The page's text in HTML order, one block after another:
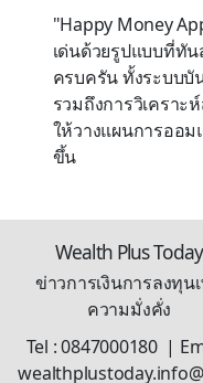
"Happy Money
เด่นด้วยรูปแบบที่ทั
ครบครัน ทั้งระบบ
รวมถึงการวิเคราะ
ให้วางแผนการออม
ขึ้น
Wealth Plus Today
ข่าวการเงินการลงทุน
ความมั่งคั่ง
Tel : 0847000180 |